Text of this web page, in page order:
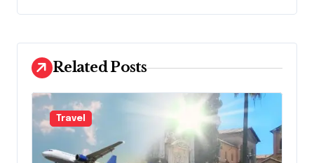
a
i
o
n
Related Posts
Travel